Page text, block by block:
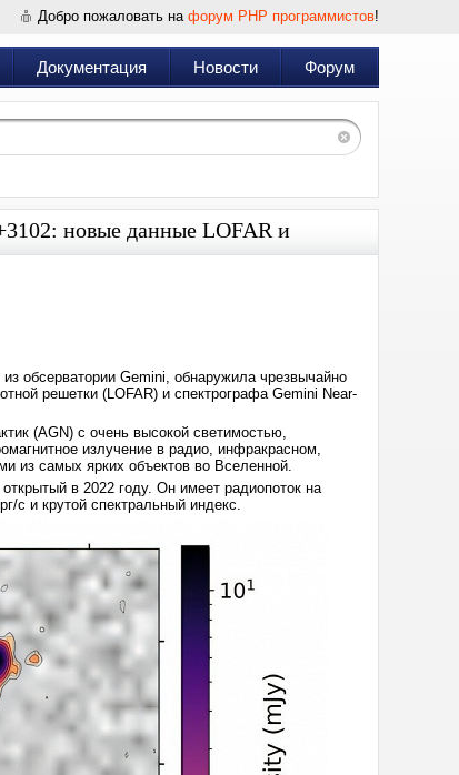
Добро пожаловать на форум PHP программистов!
Документация Новости Форум
новые данные LOFAR и
обсерватории Gemini, обнаружила чрезвычайно
решетки (LOFAR) и спектрографа Gemini Near-
(AGN) с очень высокой светимостью,
излучение в радио, инфракрасном,
из самых ярких объектов во Вселенной.
в 2022 году. Он имеет радиопоток на
с и крутой спектральный индекс.